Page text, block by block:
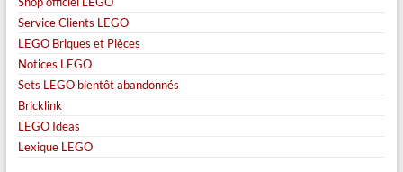
Service Clients LEGO
LEGO Briques et Pièces
Notices LEGO
Sets LEGO bientôt abandonnés
Bricklink
LEGO Ideas
Lexique LEGO